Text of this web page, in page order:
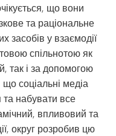
що вони
та раціональне
засобів у взаємодії
спільнотою як
так і за допомогою
соціальні медіа
набувати все
впливовий та
округ розробив цю